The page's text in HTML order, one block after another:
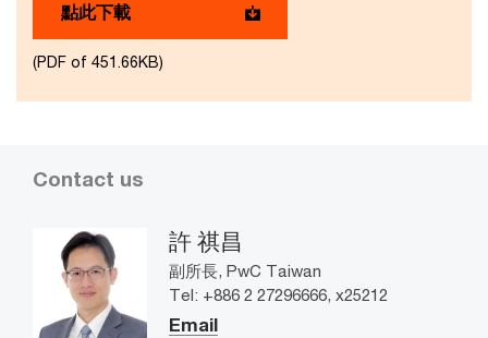
點此下載
(PDF of 451.66KB)
Contact us
許 祺昌
副所長, PwC Taiwan
Tel: +886 2 27296666, x25212
Email